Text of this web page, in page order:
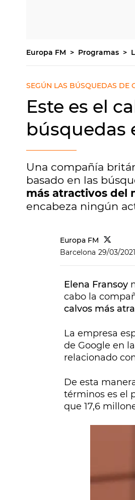
Europa FM Programas
SEGÚN LAS BÚSQUEDAS DE
Este es el
búsquedas
Una compañía
basado en las
más atractivos del
encabeza ningún
Europa FM
Barcelona 29/03/2021
Elena Fransoy
cabo la
calvos más
La empresa
de Google en
relacionado
De esta
términos es el
que 17,6